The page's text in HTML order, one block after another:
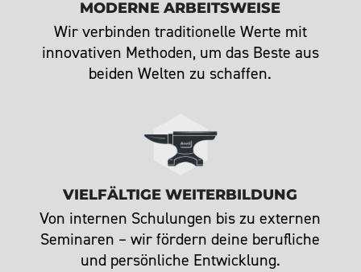
MODERNE ARBEITSWEISE
Wir verbinden traditionelle Werte mit
innovativen Methoden, um das Beste aus
beiden Welten zu schaffen.
VIELFÄLTIGE WEITERBILDUNG
Von internen Schulungen bis zu externen
Seminaren – wir fördern deine berufliche
und persönliche Entwicklung.